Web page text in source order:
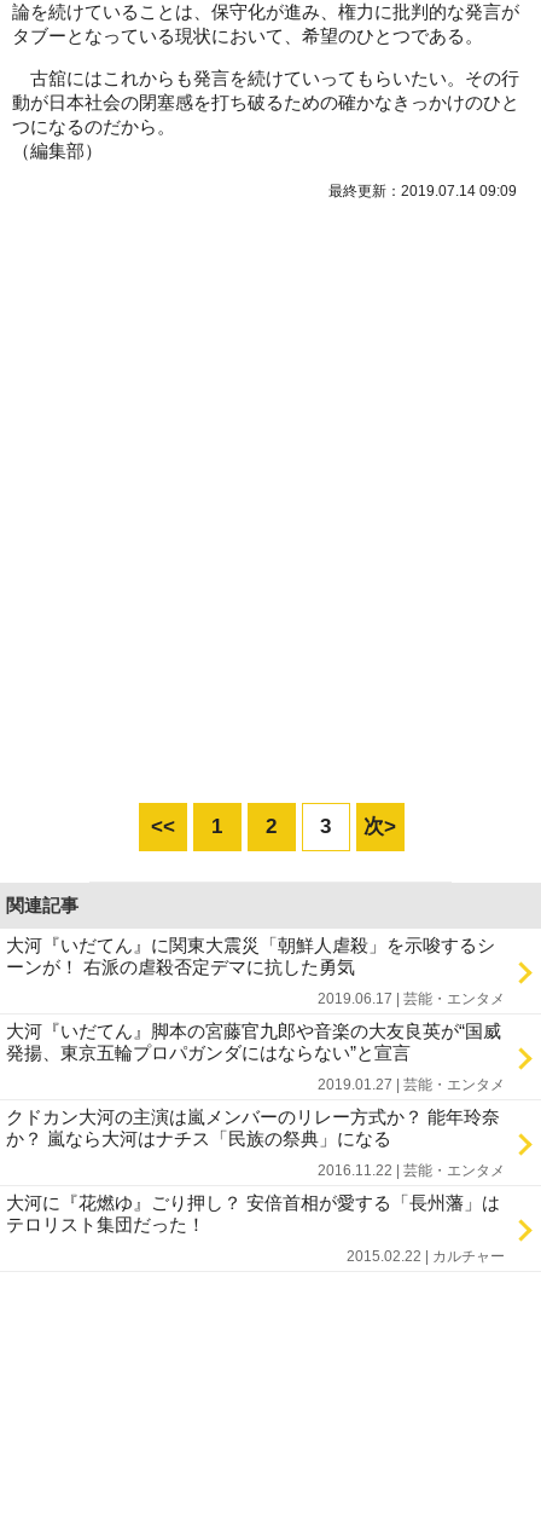
論を続けていることは、保守化が進み、権力に批判的な発言が
タブーとなっている現状において、希望のひとつである。
古舘にはこれからも発言を続けていってもらいたい。その行
動が日本社会の閉塞感を打ち破るための確かなきっかけのひと
つになるのだから。
（編集部）
最終更新：2019.07.14 09:09
<< 1 2 3 次>
関連記事
大河『いだてん』に関東大震災「朝鮮人虐殺」を示唆するシ
ーンが！ 右派の虐殺否定デマに抗した勇気
2019.06.17 | 芸能・エンタメ
大河『いだてん』脚本の宮藤官九郎や音楽の大友良英が“国威
発揚、東京五輪プロパガンダにはならない”と宣言
2019.01.27 | 芸能・エンタメ
クドカン大河の主演は嵐メンバーのリレー方式か？ 能年玲奈
か？ 嵐なら大河はナチス「民族の祭典」になる
2016.11.22 | 芸能・エンタメ
大河に『花燃ゆ』ごり押し？ 安倍首相が愛する「長州藩」は
テロリスト集団だった！
2015.02.22 | カルチャー